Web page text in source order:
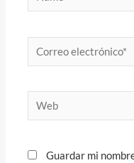
Correo
electrónico*
Web
Guardar mi